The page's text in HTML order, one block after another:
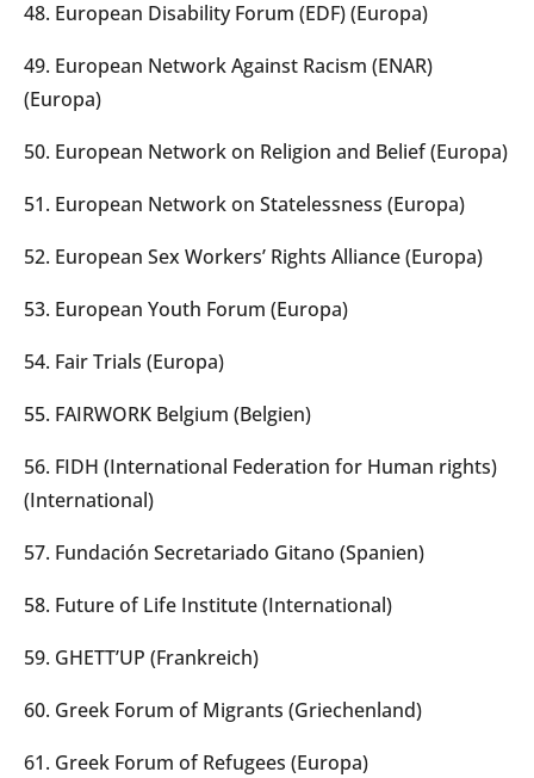
48. European Disability Forum (EDF) (Europa)
49. European Network Against Racism (ENAR)
(Europa)
50. European Network on Religion and Belief (Europa)
51. European Network on Statelessness (Europa)
52. European Sex Workers’ Rights Alliance (Europa)
53. European Youth Forum (Europa)
54. Fair Trials (Europa)
55. FAIRWORK Belgium (Belgien)
56. FIDH (International Federation for Human rights)
(International)
57. Fundación Secretariado Gitano (Spanien)
58. Future of Life Institute (International)
59. GHETT’UP (Frankreich)
60. Greek Forum of Migrants (Griechenland)
61. Greek Forum of Refugees (Europa)